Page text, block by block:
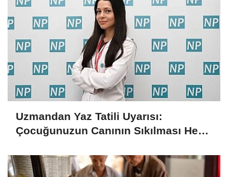
Uzmandan Yaz Tatili Uyarısı:
Çocuğunuzun Canının Sıkılması Her